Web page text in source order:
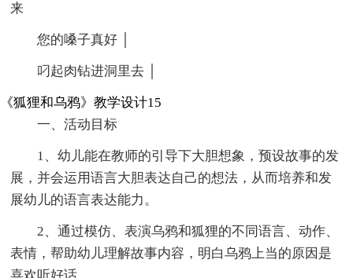
来
您的嗓子真好 │
叼起肉钻进洞里去 │
《狐狸和乌鸦》教学设计15
一、活动目标
1、幼儿能在教师的引导下大胆想象，预设故事的发
展，并会运用语言大胆表达自己的想法，从而培养和发
展幼儿的语言表达能力。
2、通过模仿、表演乌鸦和狐狸的不同语言、动作、
表情，帮助幼儿理解故事内容，明白乌鸦上当的原因是